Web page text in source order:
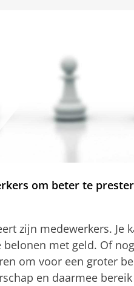
om beter te
zijn medewerkers. Je
met geld. Of
om voor een groter
en daarmee bereik